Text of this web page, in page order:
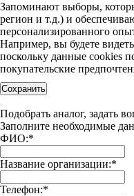
Запоминают выборы,
регион и т.д.) и
персонализированного
Например, вы будете
поскольку данные cookies
покупательские
Сохранить
Подобрать аналог, задать
Заполните необходимые
ФИО:*
Название организации:*
Телефон:*